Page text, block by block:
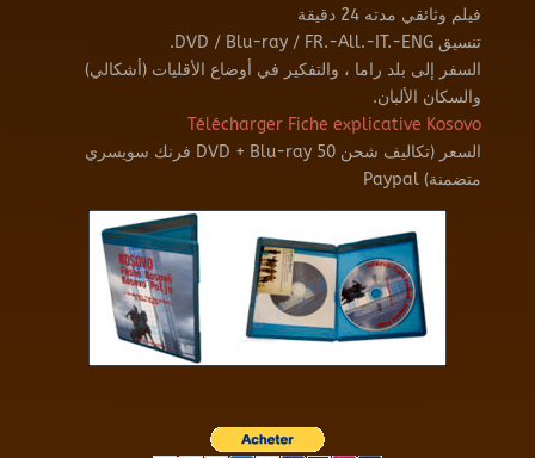
فيلم وثائقي مدته 24 دقيقة
تنسيق DVD / Blu-ray / FR.-All.-IT.-ENG.
السفر إلى بلد راما ، والتفكير في أوضاع الأقليات (أشكالي)
والسكان الألبان.
Télécharger Fiche explicative Kosovo
السعر (تكاليف شحن DVD + Blu-ray 50 فرنك سويسري
متضمنة) Paypal